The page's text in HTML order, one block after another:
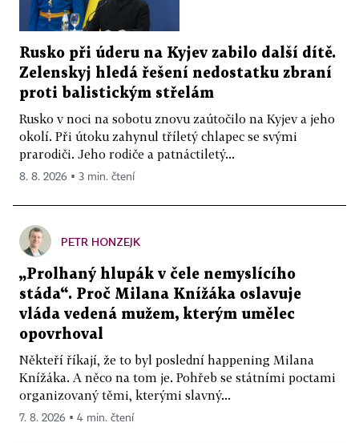
Rusko při úderu na Kyjev zabilo další dítě.
Zelenskyj hledá řešení nedostatku zbraní
proti balistickým střelám
Rusko v noci na sobotu znovu zaútočilo na Kyjev a jeho
okolí. Při útoku zahynul tříletý chlapec se svými
prarodiči. Jeho rodiče a patnáctiletý...
8. 8. 2026 ▪ 3 min. čtení
PETR HONZEJK
„Prolhaný hlupák v čele nemyslícího
stáda“. Proč Milana Knížáka oslavuje
vláda vedená mužem, kterým umělec
opovrhoval
Někteří říkají, že to byl poslední happening Milana
Knížáka. A něco na tom je. Pohřeb se státními poctami
organizovaný těmi, kterými slavný...
7. 8. 2026 ▪ 4 min. čtení